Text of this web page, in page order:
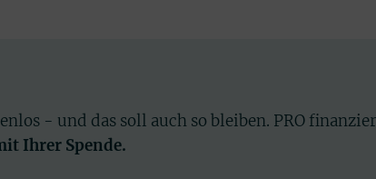
- und das soll auch so bleiben. PRO
Ihrer Spende.